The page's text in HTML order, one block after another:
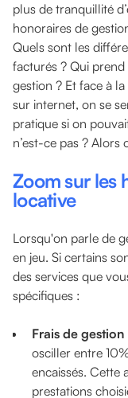
plus de tranquillité
honoraires de
Quels sont les
facturés ? Qui
gestion ? Et face à
sur internet, on se
pratique si on
n’est-ce pas ?
Zoom sur les
locative
Lorsqu'on parle de
en jeu. Si certains
des services que
spécifiques :
Frais de gestion
osciller entre
encaissés. Cette
prestations